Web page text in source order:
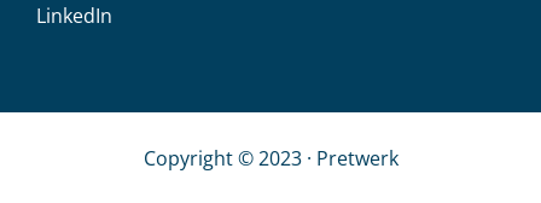
LinkedIn
Copyright © 2023 · Pretwerk